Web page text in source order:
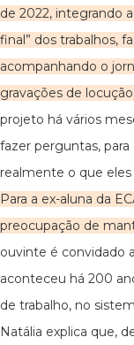
de 2022, integrando
final” dos trabalhos,
acompanhando o
gravações de locução.
projeto há vários
fazer perguntas,
realmente o que
Para a ex-aluna da
preocupação de
ouvinte é convidado
aconteceu há 200
de trabalho, no
Natália explica que,